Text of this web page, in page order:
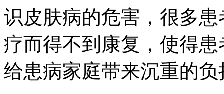
识皮肤病的危害，很多
疗而得不到康复，使得
给患病家庭带来沉重的负